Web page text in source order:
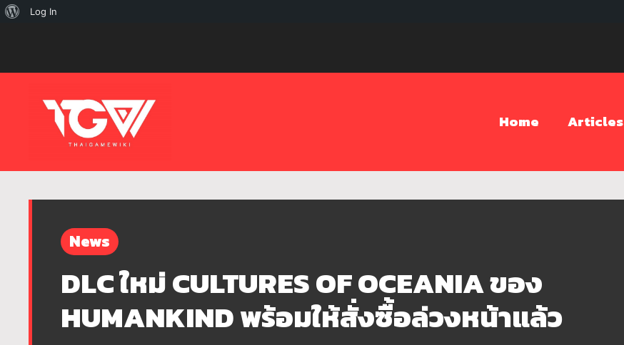
Home Articles
News
DLC ใหม่ CULTURES OF OCEANIA ของ
HUMANKIND พร้อมให้สั่งซื้อล่วงหน้าแล้ว
เกี่ยวLog In